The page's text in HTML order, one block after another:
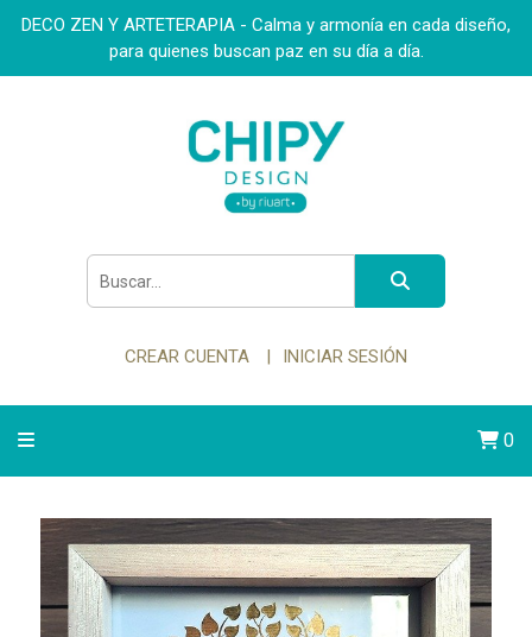
DECO ZEN Y ARTETERAPIA - Calma y armonía en cada diseño,
para quienes buscan paz en su día a día.
CREAR CUENTA INICIAR SESIÓN
0